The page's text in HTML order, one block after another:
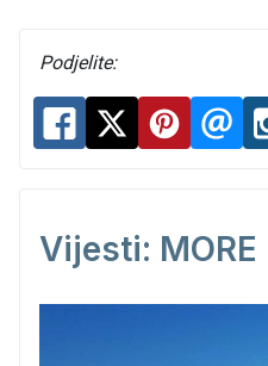
Podjelite:
Vijesti: MORE